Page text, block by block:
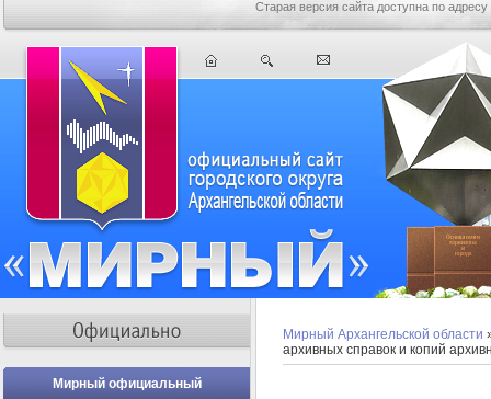
Старая версия сайта доступна по адресу
Мирный официальный
Мирный Архангельской области
архивных справок и копий